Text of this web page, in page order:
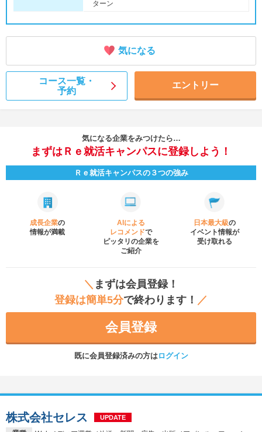
ターン
気になる
コース一覧・
予約
エントリー
気になる企業をみつけたら…
まずはＲｅ就活キャンパスに登録しよう！
Ｒｅ就活キャンパスの３つの強み
成長企業の
情報が満載
AIによる
レコメンドで
ピッタリの企業を
ご紹介
日本最大級の
イベント情報が
受け取れる
＼ まずは会員登録！
登録は簡単5分で終わります！ ／
会員登録
既に会員登録済みの方はログイン
株式会社セレス UPDATE